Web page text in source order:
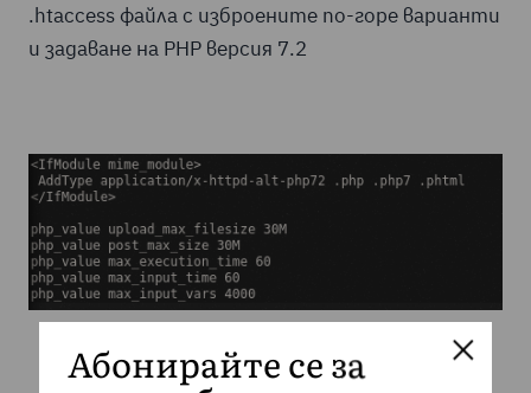
.htaccess файла с изброените по-горе варианти
и задаване на PHP версия 7.2
Абонирайте се за